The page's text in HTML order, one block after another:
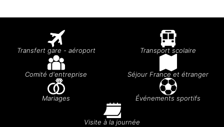
Transfert gare - aéroport Transport scolaire
Comité d'entreprise Séjour France et étranger
Mariages Événements sportifs
Visite à la journée